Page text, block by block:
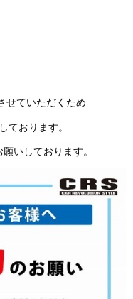
せていただくため
ております。
いしております。